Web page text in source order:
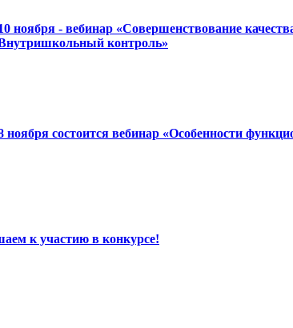
ноября - вебинар «Совершенствование
контроль»
ноября состоится вебинар «Особенности
к участию в конкурсе!